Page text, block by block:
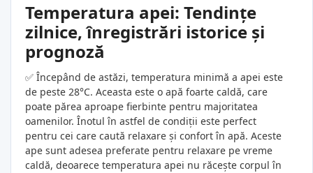
Temperatura apei: Tendințe
zilnice, înregistrări istorice și
prognoză
✅ Începând de astăzi, temperatura minimă a apei este
de peste 28°C. Aceasta este o apă foarte caldă, care
poate părea aproape fierbinte pentru majoritatea
oamenilor. Înotul în astfel de condiții este perfect
pentru cei care caută relaxare și confort în apă. Aceste
ape sunt adesea preferate pentru relaxare pe vreme
caldă, deoarece temperatura apei nu răcește corpul în